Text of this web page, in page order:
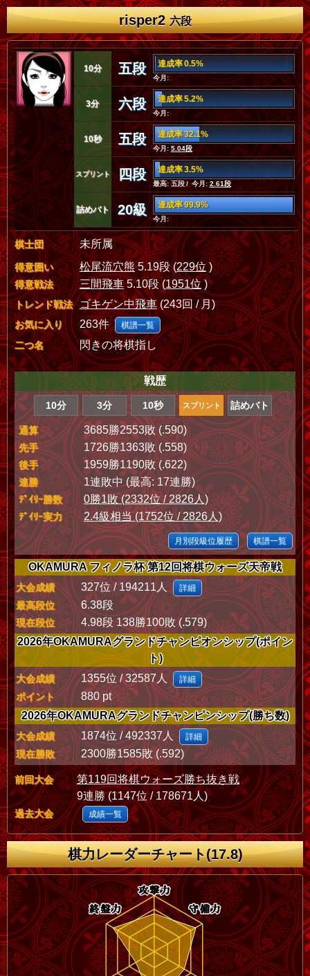
risper2六段
10分 五段 達成率 0.5%
今月:
3分 六段 達成率 5.2%
今月:
10秒 五段 達成率 32.1%
今月: 5.04段
スプリント 四段 達成率 3.5%
最高: 五段 / 今月: 2.61段
詰めバト 20級 達成率 99.9%
今月:
棋士団 未所属
得意囲い 松尾流穴熊5.19段 (229位)
得意戦法 三間飛車5.10段 (1951位 )
トレンド戦法 ゴキゲン中飛車(243回 / 月)
お気に入り 263件 棋譜一覧
二つ名 閃きの将棋指し
戦歴
10分 3分 10秒 スプリント 詰めバト
通算 3685勝2553敗 (.590)
先手 1726勝1363敗 (.558)
後手 1959勝1190敗 (.622)
連勝 1連敗中 (最高: 17連勝)
ﾃﾞｲﾘｰ勝数 0勝1敗 (2332位 / 2826人)
ﾃﾞｲﾘｰ実力 2.4級相当 (1752位 / 2826人)
月別段級位履歴 棋譜一覧
OKAMURA フィノラ杯 第12回将棋ウォーズ天帝戦
大会成績 327位 / 194211人 詳細
最高段位 6.38段
現在段位
4.98段 138勝100敗 (.579)
2026年OKAMURAグランドチャンピオンシップ(ポイン
ト)
大会成績 1355位 / 32587人 詳細
ポイント
880 pt
2026年OKAMURAグランドチャンピンシップ(勝ち数)
大会成績 1874位 / 492337人 詳細
現在勝敗 2300勝1585敗 (.592)
前回大会
第119回将棋ウォーズ勝ち抜き戦
9連勝 (1147位 / 178671人)
過去大会 成績一覧
棋力レーダーチャート(17.8)